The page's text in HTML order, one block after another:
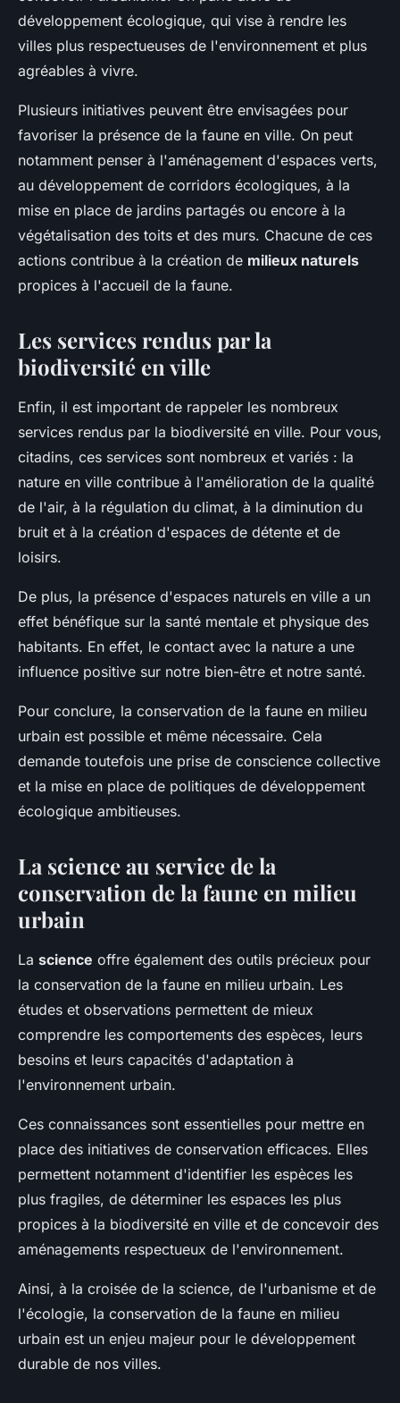
développement écologique, qui vise à rendre les
villes plus respectueuses de l'environnement et plus
agréables à vivre.
Plusieurs initiatives peuvent être envisagées pour
favoriser la présence de la faune en ville. On peut
notamment penser à l'aménagement d'espaces verts,
au développement de corridors écologiques, à la
mise en place de jardins partagés ou encore à la
végétalisation des toits et des murs. Chacune de ces
actions contribue à la création de milieux naturels
propices à l'accueil de la faune.
Les services rendus par la
biodiversité en ville
Enfin, il est important de rappeler les nombreux
services rendus par la biodiversité en ville. Pour vous,
citadins, ces services sont nombreux et variés : la
nature en ville contribue à l'amélioration de la qualité
de l'air, à la régulation du climat, à la diminution du
bruit et à la création d'espaces de détente et de
loisirs.
De plus, la présence d'espaces naturels en ville a un
effet bénéfique sur la santé mentale et physique des
habitants. En effet, le contact avec la nature a une
influence positive sur notre bien-être et notre santé.
Pour conclure, la conservation de la faune en milieu
urbain est possible et même nécessaire. Cela
demande toutefois une prise de conscience collective
et la mise en place de politiques de développement
écologique ambitieuses.
La science au service de la
conservation de la faune en milieu
urbain
La science offre également des outils précieux pour
la conservation de la faune en milieu urbain. Les
études et observations permettent de mieux
comprendre les comportements des espèces, leurs
besoins et leurs capacités d'adaptation à
l'environnement urbain.
Ces connaissances sont essentielles pour mettre en
place des initiatives de conservation efficaces. Elles
permettent notamment d'identifier les espèces les
plus fragiles, de déterminer les espaces les plus
propices à la biodiversité en ville et de concevoir des
aménagements respectueux de l'environnement.
Ainsi, à la croisée de la science, de l'urbanisme et de
l'écologie, la conservation de la faune en milieu
urbain est un enjeu majeur pour le développement
durable de nos villes.